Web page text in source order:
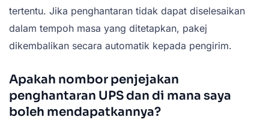
tertentu. Jika penghantaran tidak dapat diselesaikan
dalam tempoh masa yang ditetapkan, pakej
dikembalikan secara automatik kepada pengirim.
Apakah nombor penjejakan
penghantaran UPS dan di mana saya
boleh mendapatkannya?